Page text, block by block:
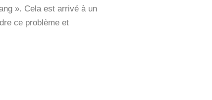
». Cela est arrivé à un
ce problème et